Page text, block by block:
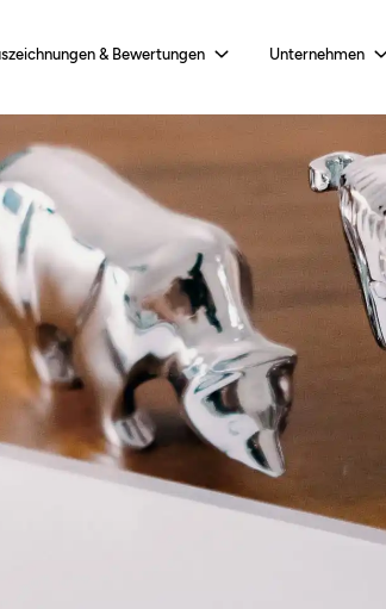
& Bewertungen Unternehmen